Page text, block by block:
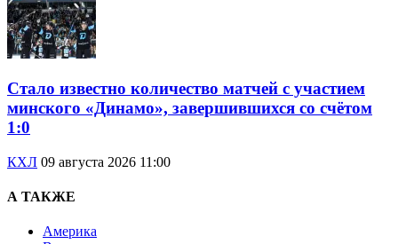
Стало известно количество матчей с участием
минского «Динамо», завершившихся со счётом
1:0
КХЛ 09 августа 2026 11:00
А ТАКЖЕ
Америка